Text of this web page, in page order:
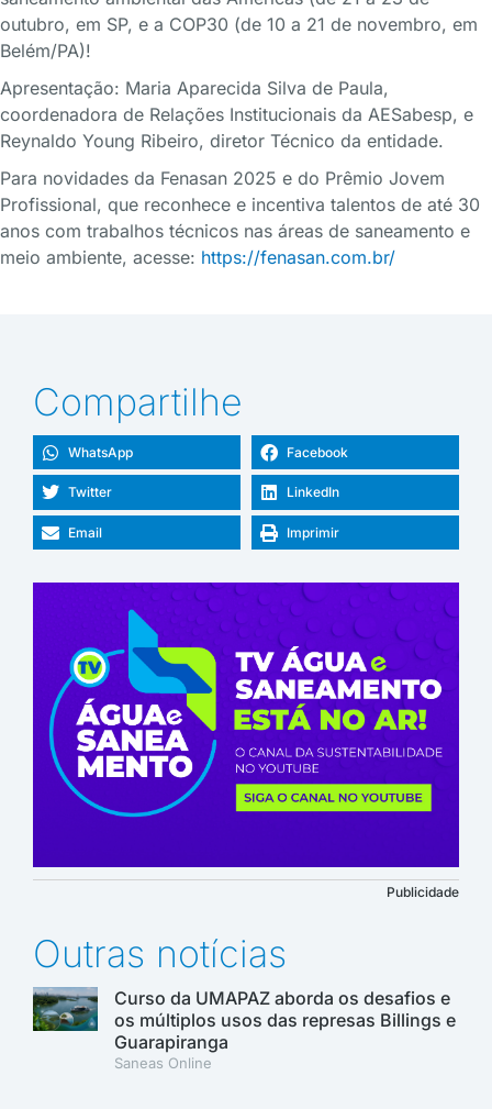
outubro, em SP, e a COP30 (de 10 a 21 de novembro, em
Belém/PA)!
Apresentação: Maria Aparecida Silva de Paula,
coordenadora de Relações Institucionais da AESabesp, e
Reynaldo Young Ribeiro, diretor Técnico da entidade.
Para novidades da Fenasan 2025 e do Prêmio Jovem
Profissional, que reconhece e incentiva talentos de até 30
anos com trabalhos técnicos nas áreas de saneamento e
meio ambiente, acesse: https://fenasan.com.br/
Compartilhe
WhatsApp Facebook
Twitter LinkedIn
Email Imprimir
Publicidade
Outras notícias
Curso da UMAPAZ aborda os desafios e
os múltiplos usos das represas Billings e
Guarapiranga
Saneas Online